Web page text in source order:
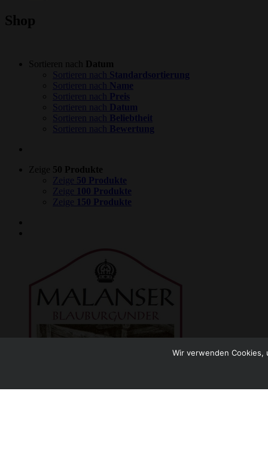
Shop
Sortieren nach
Datum
Sortieren nach Standardsortierung
Sortieren nach
Name
Sortieren nach
Preis
Sortieren nach
Datum
Sortieren nach
Beliebtheit
Sortieren nach
Bewertung
Zeige 50 Produkte
Zeige 50 Produkte
Zeige 100 Produkte
Zeige 150 Produkte
Wir verwenden Cookies,